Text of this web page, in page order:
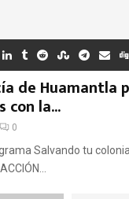
de Huamantla
la...
0
Salvando tu